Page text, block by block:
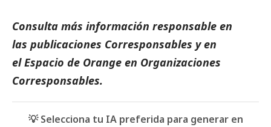
Consulta más información responsable en
las publicaciones Corresponsables y en
elEspacio de Orange en Organizaciones
Corresponsables.
💡 Selecciona tu IA preferida para generar en